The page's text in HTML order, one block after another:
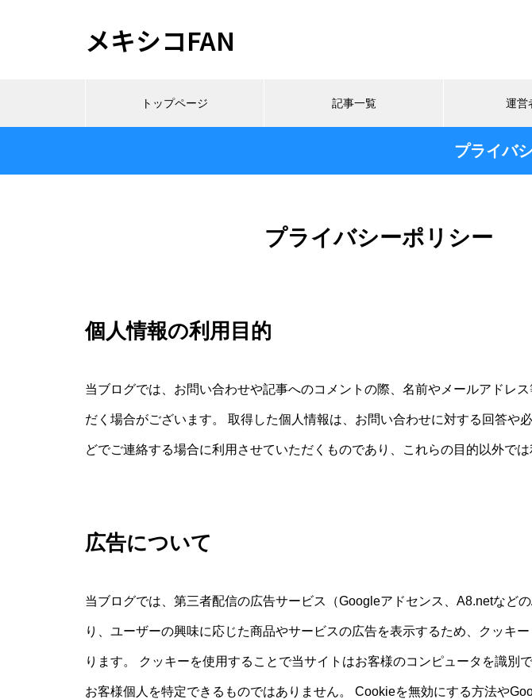
メキシコFAN
トップページ 記事一覧 運営
プライバ
プライバシーポリシー
個人情報の利用目的
当ブログでは、お問い合わせや記事へのコメントの際、名前やメールアドレ
だく場合がございます。 取得した個人情報は、お問い合わせに対する回答や
どでご連絡する場合に利用させていただくものであり、これらの目的以外では
広告について
当ブログでは、第三者配信の広告サービス（Googleアドセンス、A8.netなど
り、ユーザーの興味に応じた商品やサービスの広告を表示するため、クッキ
ります。 クッキーを使用することで当サイトはお客様のコンピュータを識別
お客様個人を特定できるものではありません。 Cookieを無効にする方法や